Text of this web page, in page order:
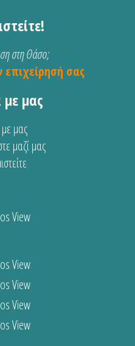
στη Θάσο;
σας
με μας
με μας
μαζί μας